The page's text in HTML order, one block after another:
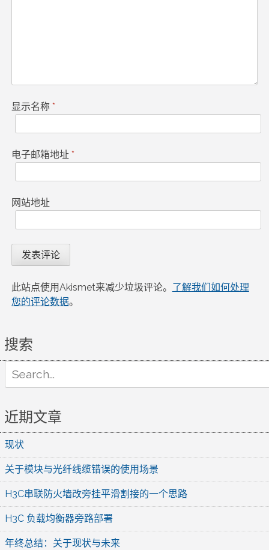
显示名称 *
电子邮箱地址 *
网站地址
此站点使用Akismet来减少垃圾评论。 了解我们如何处理
您的评论数据。
搜索
for:
近期文章
现状
关于模块与光纤线缆错误的使用场景
H3C串联防火墙改旁挂平滑割接的一个思路
H3C 负载均衡器旁路部署
年终总结：关于现状与未来